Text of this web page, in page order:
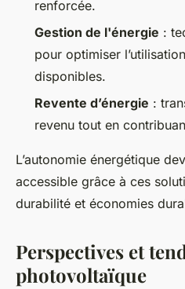
renforcée.
Gestion de l'énergie :
pour optimiser
disponibles.
Revente d’énergie :
revenu tout en
L’autonomie énergétique
accessible grâce à ces
durabilité et économies
Perspectives et
photovoltaïque